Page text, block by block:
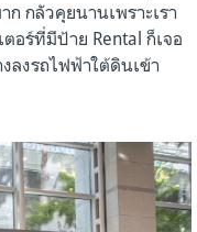
ก กลัวคุยนานเพราะเรา
อร์ที่มีป้าย Rental ก็เจอ
ลงรถไฟฟ้าใต้ดินเข้า